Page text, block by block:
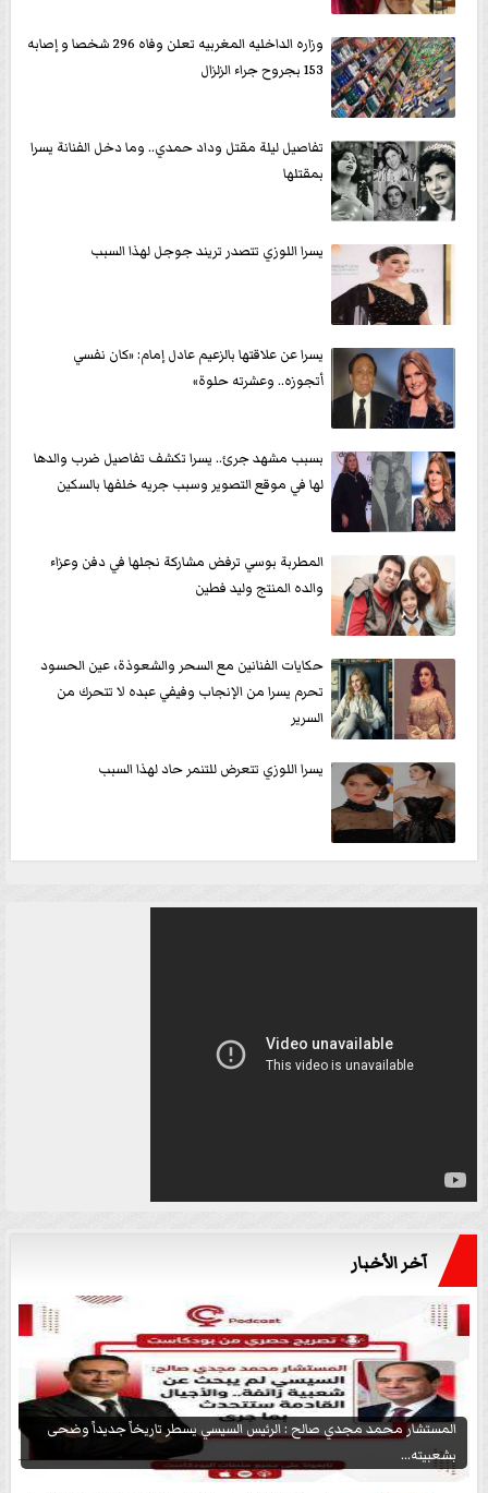
وزاره الداخليه المغربيه تعلن وفاه 296 شخصا و إصابه
153 بجروح جراء الزلزال
تفاصيل ليلة مقتل وداد حمدي.. وما دخل الفنانة يسرا
بمقتلها
يسرا اللوزي تتصدر تريند جوجل لهذا السبب
يسرا عن علاقتها بالزعيم عادل إمام: «كان نفسي
أتجوزه.. وعشرته حلوة»
بسبب مشهد جرئ.. يسرا تكشف تفاصيل ضرب والدها
لها في موقع التصوير وسبب جريه خلفها بالسكين
المطربة بوسي ترفض مشاركة نجلها في دفن وعزاء
والده المنتج وليد فطين
حكايات الفنانين مع السحر والشعوذة، عين الحسود
تحرم يسرا من الإنجاب وفيفي عبده لا تتحرك من
السرير
يسرا اللوزي تتعرض للتنمر حاد لهذا السبب
آخر الأخبار
المستشار محمد مجدي صالح : الرئيس السيسي يسطر تاريخاً جديداً وضحى
بشعبيته...